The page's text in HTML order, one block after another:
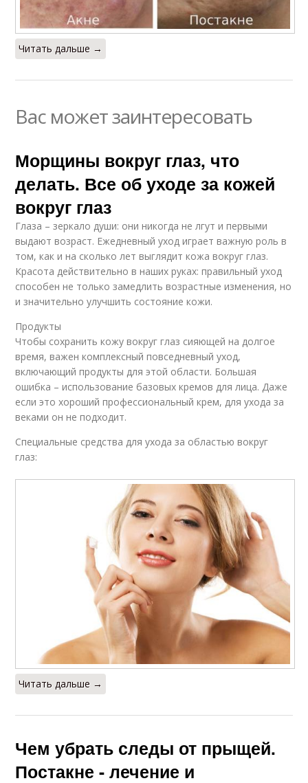
Читать дальше →
Вас может заинтересовать
Морщины вокруг глаз, что
делать. Все об уходе за кожей
вокруг глаз
Глаза – зеркало души: они никогда не лгут и первыми
выдают возраст. Ежедневный уход играет важную роль в
том, как и на сколько лет выглядит кожа вокруг глаз.
Красота действительно в наших руках: правильный уход
способен не только замедлить возрастные изменения, но
и значительно улучшить состояние кожи.
Продукты
Чтобы сохранить кожу вокруг глаз сияющей на долгое
время, важен комплексный повседневный уход,
включающий продукты для этой области. Большая
ошибка – использование базовых кремов для лица. Даже
если это хороший профессиональный крем, для ухода за
веками он не подходит.
Специальные средства для ухода за областью вокруг
глаз:
Читать дальше →
Чем убрать следы от прыщей.
Постакне - лечение и